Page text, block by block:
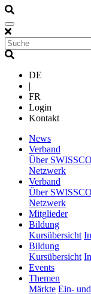
DE
|
FR
Login
Kontakt
News(current)
Verband
Über
Netzwerk
Verband
Über
Netzwerk
Mitglieder
Bildung(current)
Kursübersicht
Bildung(current)
Kursübersicht
Events(current)
Themen
Märkte Ein-